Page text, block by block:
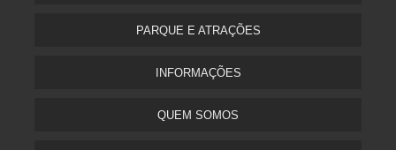
PARQUE E ATRAÇÕES
INFORMAÇÕES
QUEM SOMOS